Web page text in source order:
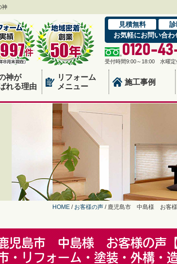
神
見積無料
お気軽にお問い合わ
0120-
受付時間9:00～18:00 水曜定
神が
れる理由
リフォーム
メニュー
施工事例
HOME / お客様の声 / 鹿児島市 中島様 お客様
児島市 中島様 お客様の声【
・リフォーム・塗装・外構